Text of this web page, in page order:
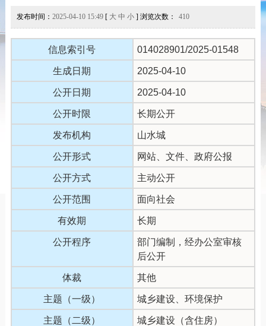
发布时间： 2025-04-10 15:49[ 大 中 小] 浏览次数： 410
信息索引号 014028901/2025-01548
生成日期 2025-04-10
公开日期 2025-04-10
公开时限 长期公开
发布机构 山水城
公开形式 网站、文件、政府公报
公开方式 主动公开
公开范围 面向社会
有效期 长期
公开程序
部门编制，经办公室审核
后公开
体裁 其他
主题（一级） 城乡建设、环境保护
主题（二级） 城乡建设（含住房）